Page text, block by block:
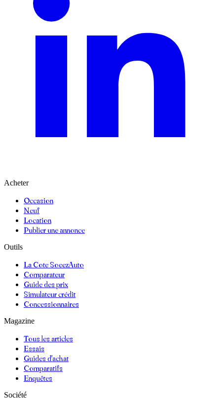
Acheter
Occasion
Neuf
Location
Publier une annonce
Outils
La Cote SoeezAuto
Comparateur
Guide des prix
Simulateur crédit
Concessionnaires
Magazine
Tous les articles
Essais
Guides d'achat
Comparatifs
Enquêtes
Société